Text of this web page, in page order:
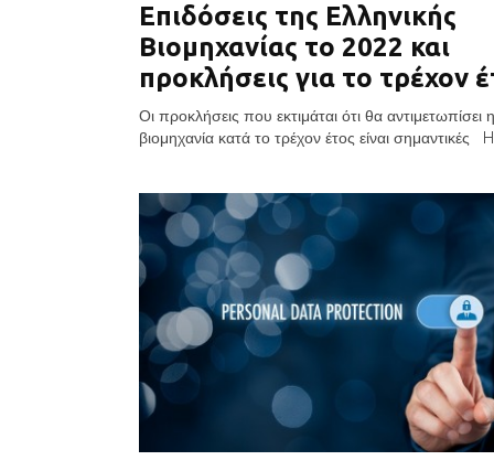
Επιδόσεις της Ελληνικής
Βιομηχανίας το 2022 και
προκλήσεις για το τρέχον
Οι προκλήσεις που εκτιμάται ότι θα αντιμετωπίσει
βιομηχανία κατά το τρέχον έτος είναι σημαντικές